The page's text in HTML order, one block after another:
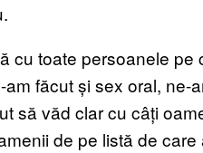
cu toate persoanele
făcut și sex oral,
să văd clar cu câți
de pe listă de